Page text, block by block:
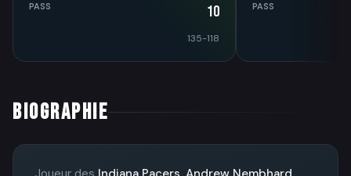
PASS 10
135-118
PASS
BIOGRAPHIE